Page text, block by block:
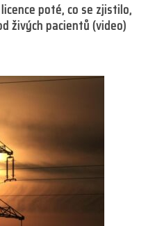
poté, co se zjistilo,
živých pacientů (video)